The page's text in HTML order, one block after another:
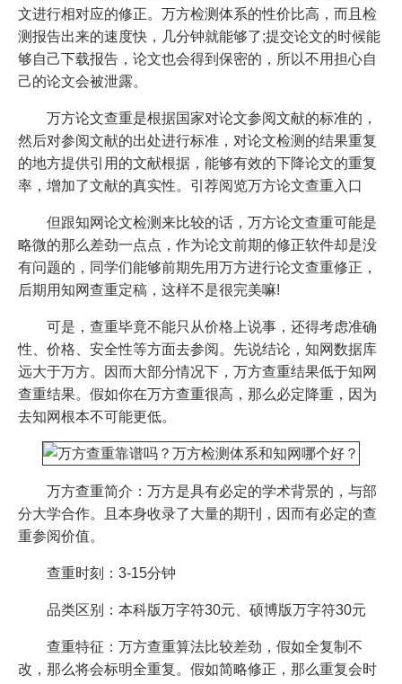
文进行相对应的修正。万方检测体系的性价比高，而且检
测报告出来的速度快，几分钟就能够了;提交论文的时候能
够自己下载报告，论文也会得到保密的，所以不用担心自
己的论文会被泄露。
万方论文查重是根据国家对论文参阅文献的标准的，
然后对参阅文献的出处进行标准，对论文检测的结果重复
的地方提供引用的文献根据，能够有效的下降论文的重复
率，增加了文献的真实性。引荐阅览万方论文查重入口
但跟知网论文检测来比较的话，万方论文查重可能是
略微的那么差劲一点点，作为论文前期的修正软件却是没
有问题的，同学们能够前期先用万方进行论文查重修正，
后期用知网查重定稿，这样不是很完美嘛!
可是，查重毕竟不能只从价格上说事，还得考虑准确
性、价格、安全性等方面去参阅。先说结论，知网数据库
远大于万方。因而大部分情况下，万方查重结果低于知网
查重结果。假如你在万方查重很高，那么必定降重，因为
去知网根本不可能更低。
万方查重简介：万方是具有必定的学术背景的，与部
分大学合作。且本身收录了大量的期刊，因而有必定的查
重参阅价值。
查重时刻：3-15分钟
品类区别：本科版万字符30元、硕博版万字符30元
查重特征：万方查重算法比较差劲，假如全复制不
改，那么将会标明全重复。假如简略修正，那么重复会时